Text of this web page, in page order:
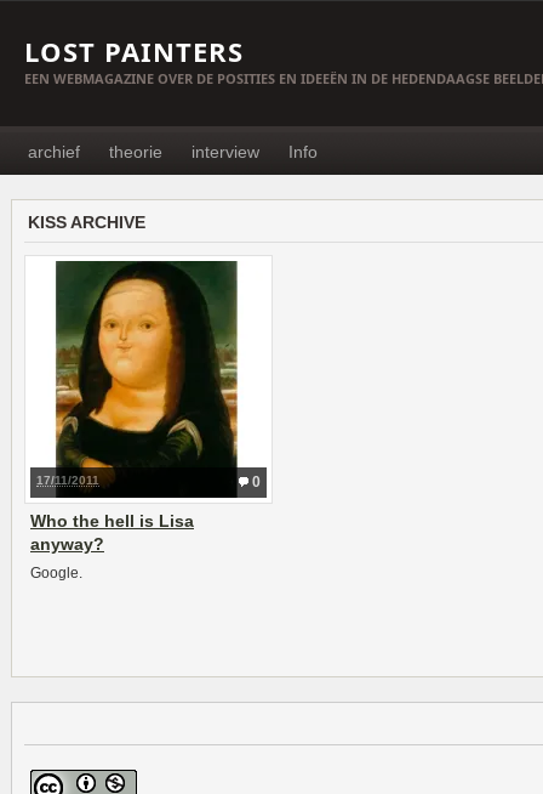
LOST PAINTERS
EEN WEBMAGAZINE OVER DE POSITIES EN IDEEËN IN DE HEDENDAAGSE
archief theorie interview Info
KISS ARCHIVE
0
17/11/2011
Who the hell is Lisa
anyway?
Google.